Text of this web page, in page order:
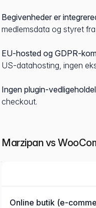
Begivenheder er
medlemsdata og styret
EU-hosted og GDPR-
US-datahosting, ingen
Ingen plugin-
checkout.
Marzipan vs
Online butik (e-